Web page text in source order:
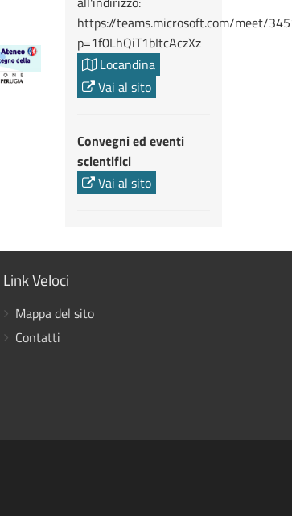
https://teams.microsoft.com/meet/
p=1f0LhQiT1bItcAczXz
Locandina
Vai al sito
Convegni ed eventi
scientifici
Vai al sito
Mostra
link
Link Veloci
Mappa del sito
Contatti